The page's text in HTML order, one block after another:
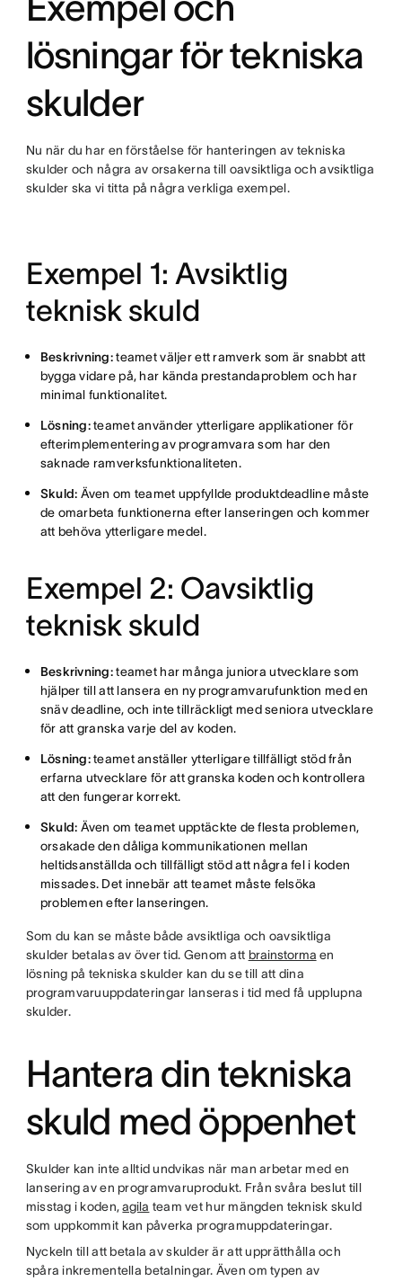
lösningar för tekniska
skulder
Nu när du har en förståelse för hanteringen av tekniska
skulder och några av orsakerna till oavsiktliga och avsiktliga
skulder ska vi titta på några verkliga exempel.
Exempel 1: Avsiktlig
teknisk skuld
Beskrivning:teamet väljer ett ramverk som är snabbt att
bygga vidare på, har kända prestandaproblem och har
minimal funktionalitet.
Lösning:teamet använder ytterligare applikationer för
efterimplementering av programvara som har den
saknade ramverksfunktionaliteten.
Skuld: Även om teamet uppfyllde produktdeadline måste
de omarbeta funktionerna efter lanseringen och kommer
att behöva ytterligare medel.
Exempel 2: Oavsiktlig
teknisk skuld
Beskrivning:teamet har många juniora utvecklare som
hjälper till att lansera en ny programvarufunktion med en
snäv deadline, och inte tillräckligt med seniora utvecklare
för att granska varje del av koden.
Lösning:teamet anställer ytterligare tillfälligt stöd från
erfarna utvecklare för att granska koden och kontrollera
att den fungerar korrekt.
Skuld: Även om teamet upptäckte de flesta problemen,
orsakade den dåliga kommunikationen mellan
heltidsanställda och tillfälligt stöd att några fel i koden
missades. Det innebär att teamet måste felsöka
problemen efter lanseringen.
Som du kan se måste både avsiktliga och oavsiktliga
skulder betalas av över tid. Genom att brainstorma en
lösning på tekniska skulder kan du se till att dina
programvaruuppdateringar lanseras i tid med få upplupna
skulder.
Hantera din tekniska
skuld med öppenhet
Skulder kan inte alltid undvikas när man arbetar med en
lansering av en programvaruprodukt. Från svåra beslut till
misstag i koden,agila team vet hur mängden teknisk skuld
som uppkommit kan påverka programuppdateringar.
Nyckeln till att betala av skulder är att upprätthålla och
spåra inkrementella betalningar. Även om typen av